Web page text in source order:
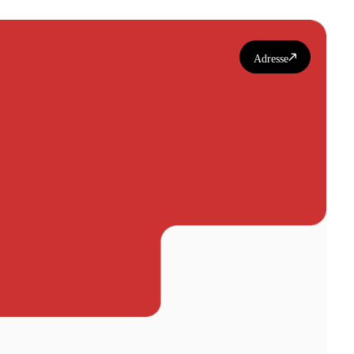
Adresse